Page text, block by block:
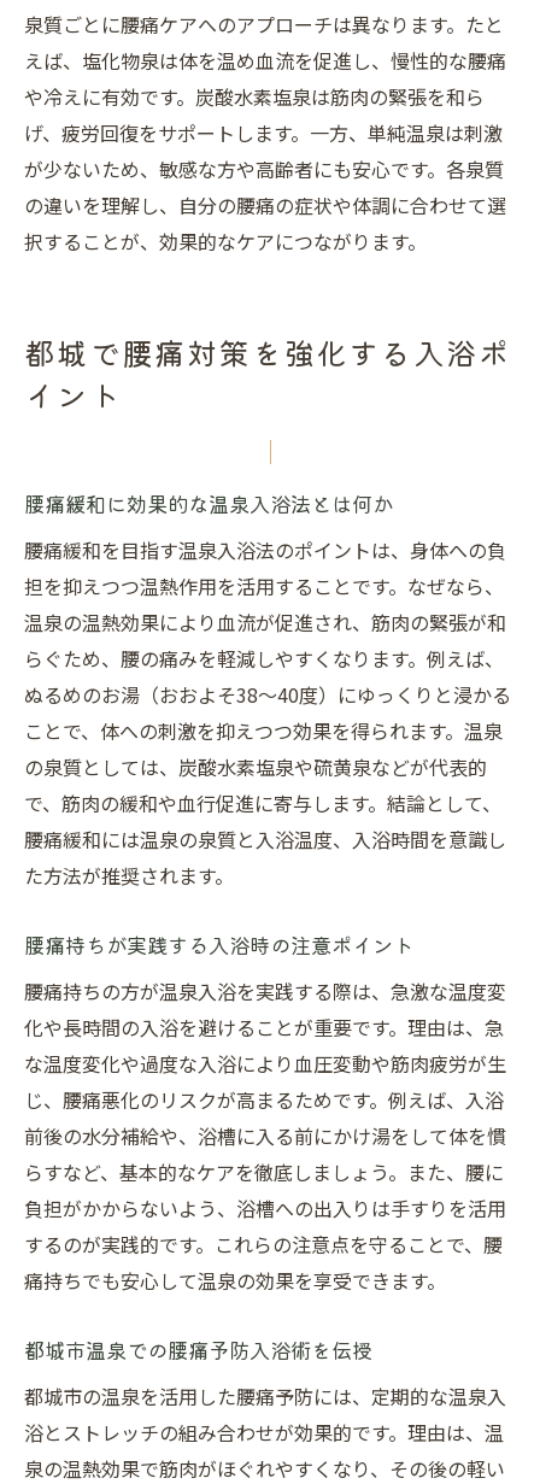
泉質ごとに腰痛ケアへのアプローチは異なります。たと
えば、塩化物泉は体を温め血流を促進し、慢性的な腰痛
や冷えに有効です。炭酸水素塩泉は筋肉の緊張を和ら
げ、疲労回復をサポートします。一方、単純温泉は刺激
が少ないため、敏感な方や高齢者にも安心です。各泉質
の違いを理解し、自分の腰痛の症状や体調に合わせて選
択することが、効果的なケアにつながります。
都城で腰痛対策を強化する入浴ポ
イント
腰痛緩和に効果的な温泉入浴法とは何か
腰痛緩和を目指す温泉入浴法のポイントは、身体への負
担を抑えつつ温熱作用を活用することです。なぜなら、
温泉の温熱効果により血流が促進され、筋肉の緊張が和
らぐため、腰の痛みを軽減しやすくなります。例えば、
ぬるめのお湯（おおよそ38～40度）にゆっくりと浸かる
ことで、体への刺激を抑えつつ効果を得られます。温泉
の泉質としては、炭酸水素塩泉や硫黄泉などが代表的
で、筋肉の緩和や血行促進に寄与します。結論として、
腰痛緩和には温泉の泉質と入浴温度、入浴時間を意識し
た方法が推奨されます。
腰痛持ちが実践する入浴時の注意ポイント
腰痛持ちの方が温泉入浴を実践する際は、急激な温度変
化や長時間の入浴を避けることが重要です。理由は、急
な温度変化や過度な入浴により血圧変動や筋肉疲労が生
じ、腰痛悪化のリスクが高まるためです。例えば、入浴
前後の水分補給や、浴槽に入る前にかけ湯をして体を慣
らすなど、基本的なケアを徹底しましょう。また、腰に
負担がかからないよう、浴槽への出入りは手すりを活用
するのが実践的です。これらの注意点を守ることで、腰
痛持ちでも安心して温泉の効果を享受できます。
都城市温泉での腰痛予防入浴術を伝授
都城市の温泉を活用した腰痛予防には、定期的な温泉入
浴とストレッチの組み合わせが効果的です。理由は、温
泉の温熱効果で筋肉がほぐれやすくなり、その後の軽い